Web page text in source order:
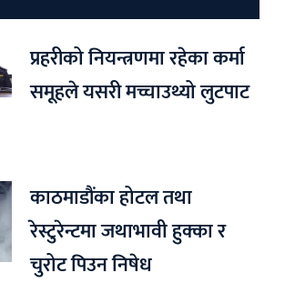
प्रहरीको नियन्त्रणमा रहेका कर्मा
समूहले यसरी मच्चाउथ्यो लुटपाट
काठमाडौंका होटल तथा
रेस्टुरेन्टमा जथाभावी हुक्का र
चुरोट पिउन निषेध